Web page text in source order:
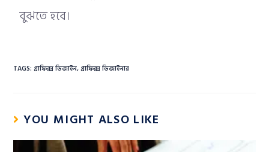
বুঝতে হবে।
TAGS:গ্রাফিক্স ডিজাইন,গ্রাফিক্স ডিজাইনার
YOU MIGHT ALSO LIKE